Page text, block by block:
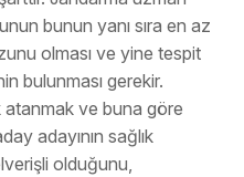
bunun yanı sıra en az
olması ve yine tespit
bulunması gerekir.
ve buna göre
adayının sağlık
olduğunu,